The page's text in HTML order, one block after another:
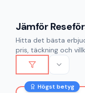
Jämför
Hitta det bästa
pris, täckning och
Högst betyg